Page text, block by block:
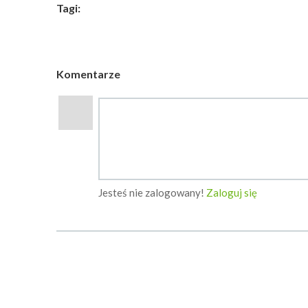
Tagi:
Komentarze
Jesteś nie zalogowany! Zaloguj się